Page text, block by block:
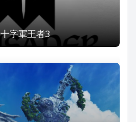
十字軍王者3